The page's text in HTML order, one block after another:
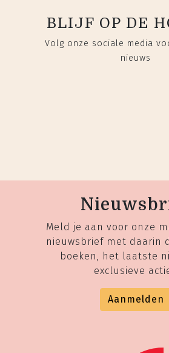
BLIJF OP DE
Volg onze sociale media
nieuws
Meld je aan voor onze
nieuwsbrief met daarin
boeken, het laatste
exclusieve
Aanmelden